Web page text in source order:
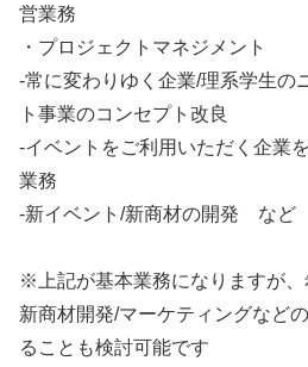
営業務
・プロジェクトマネジメント
-常に変わりゆく企業/理系学生の
ト事業のコンセプト改良
-イベントをご利用いただく企業
業務
-新イベント/新商材の開発 など
※上記が基本業務になりますが
新商材開発/マーケティングなど
ることも検討可能です